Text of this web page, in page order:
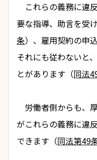
これらの義務に違
要な指導、助言を受
条）、雇用契約の申
それにも従わないと
とがあります（同法
労働者側からも、
がこれらの義務に違
できます（同法第49